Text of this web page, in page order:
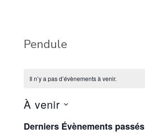
Pendule
Il n’y a pas d’évènements à venir.
À venir
Sélectionnez
Derniers Évènements passés